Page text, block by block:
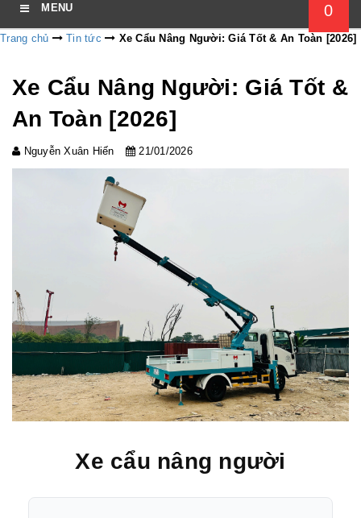
MENU 0
Trang chủ Tin tức Xe Cẩu Nâng Người: Giá Tốt & An Toàn [2026]
Xe Cẩu Nâng Người: Giá Tốt &
An Toàn [2026]
Nguyễn Xuân Hiến 21/01/2026
Xe cẩu nâng người